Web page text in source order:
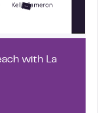
with La